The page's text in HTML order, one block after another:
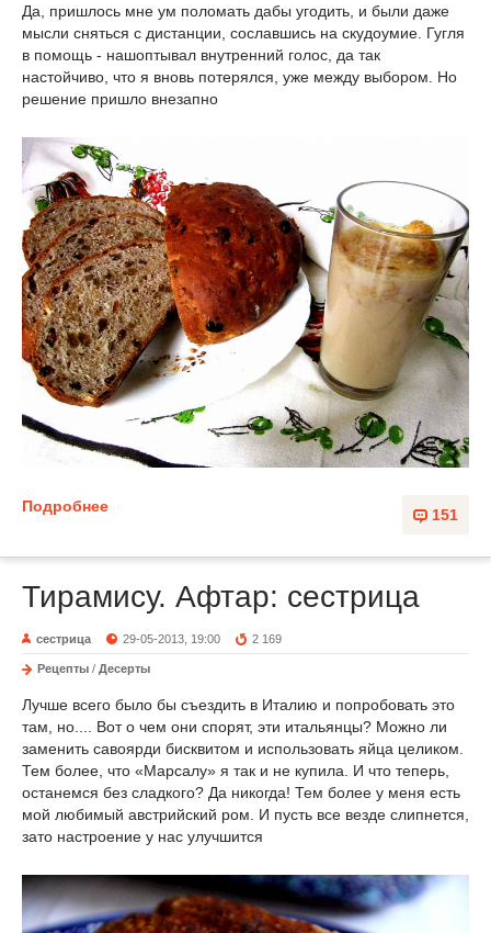
Да, пришлось мне ум поломать дабы угодить, и были даже
мысли сняться с дистанции, сославшись на скудоумие. Гугля
в помощь - нашоптывал внутренний голос, да так
настойчиво, что я вновь потерялся, уже между выбором. Но
решение пришло внезапно
151
Подробнее
Тирамису. Афтар: сестрица
сестрица 29-05-2013, 19:00 2 169
Рецепты / Десерты
Лучше всего было бы съездить в Италию и попробовать это
там, но.... Вот о чем они спорят, эти итальянцы? Можно ли
заменить савоярди бисквитом и использовать яйца целиком.
Тем более, что «Марсалу» я так и не купила. И что теперь,
останемся без сладкого? Да никогда! Тем более у меня есть
мой любимый австрийский ром. И пусть все везде слипнется,
зато настроение у нас улучшится